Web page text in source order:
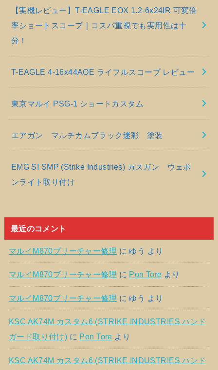
【実機レビュー】T-EAGLE EOX 1.2-6x24IR 可変倍
率ショートスコープ｜コスパ重視でも実用性は十
分！
T-EAGLE 4-16x44AOE ライフルスコープ レビュー
東京マルイ PSG-1 ショートカスタム
エアガン マルチカムブラック迷彩 塗装
EMG SI SMP (Strike Industries) ガスガン ウェポ
ンライト取り付け
最近のコメント
マルイM870ブリーチャー修理 に ゆう より
マルイM870ブリーチャー修理 に Pon Tore より
マルイM870ブリーチャー修理 に ゆう より
KSC AK74M カスタム6 (STRIKE INDUSTRIES ハンド
ガード取り付け) に Pon Tore より
KSC AK74M カスタム6 (STRIKE INDUSTRIES ハンド